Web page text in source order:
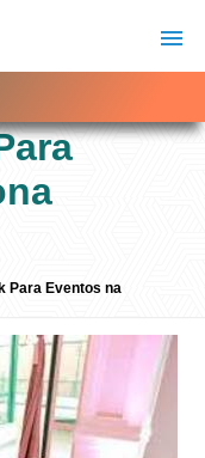
Para Eventos na